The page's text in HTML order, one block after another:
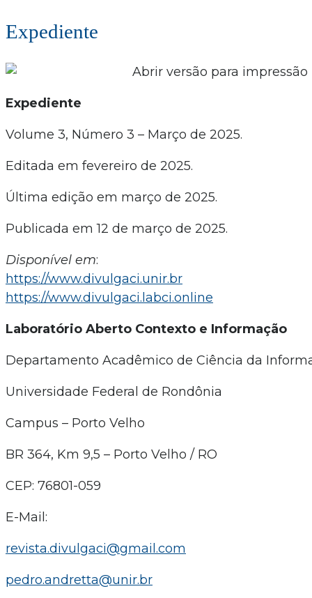
Expediente
Expediente
Volume 3, Número 3 – Março de 2025.
Editada em fevereiro de 2025.
Última edição em março de 2025.
Publicada em 12 de março de 2025.
Disponível em:
https://www.divulgaci.unir.br
https://www.divulgaci.labci.online
Laboratório Aberto Contexto e Informação
Departamento Acadêmico de Ciência da
Universidade Federal de Rondônia
Campus – Porto Velho
BR 364, Km 9,5 – Porto Velho / RO
CEP: 76801-059
E-Mail:
revista.divulgaci@gmail.com
pedro.andretta@unir.br